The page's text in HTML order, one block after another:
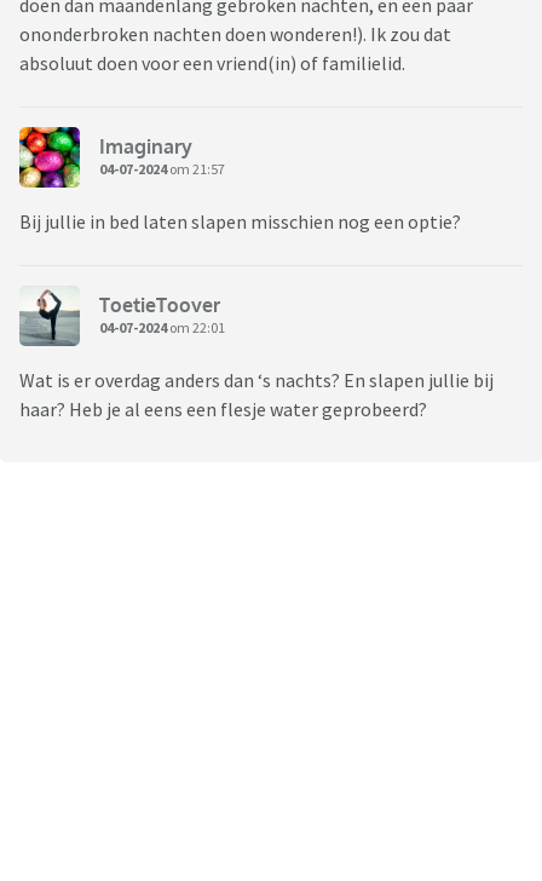
doen dan maandenlang gebroken nachten, en een paar
ononderbroken nachten doen wonderen!). Ik zou dat
absoluut doen voor een vriend(in) of familielid.
Imaginary
04-07-2024om 21:57
Bij jullie in bed laten slapen misschien nog een optie?
ToetieToover
04-07-2024om 22:01
Wat is er overdag anders dan ‘s nachts? En slapen jullie bij
haar? Heb je al eens een flesje water geprobeerd?